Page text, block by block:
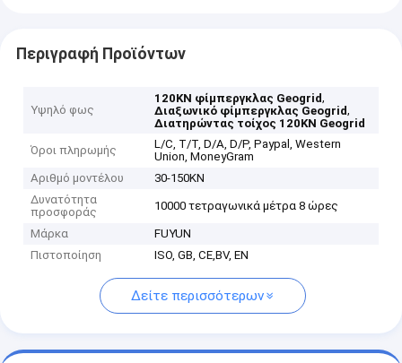
Περιγραφή Προϊόντων
Υψηλό φως
120KN φίμπεργκλας Geogrid,
Διαξωνικό φίμπεργκλας Geogrid,
Διατηρώντας τοίχος 120KN Geogrid
Όροι πληρωμής
L/C, T/T, D/A, D/P, Paypal, Western
Union, MoneyGram
Αριθμό μοντέλου
30-150KN
Δυνατότητα
προσφοράς
10000 τετραγωνικά μέτρα 8 ώρες
Μάρκα
FUYUN
Πιστοποίηση
ISO, GB, CE,BV, EN
Δείτε περισσότερων